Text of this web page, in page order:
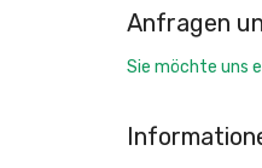
Anfragen
Sie möchte uns